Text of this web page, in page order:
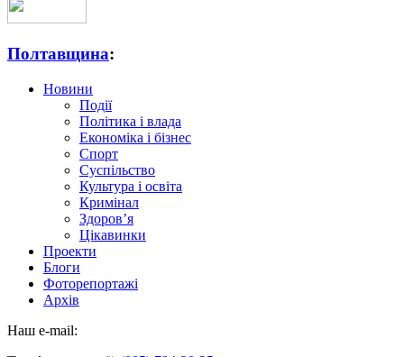
Полтавщина:
Новини
Події
Політика і влада
Економіка і бізнес
Спорт
Суспільство
Культура і освіта
Кримінал
Здоров’я
Цікавинки
Проекти
Блоги
Фоторепортажі
Архів
Наш e-mail: